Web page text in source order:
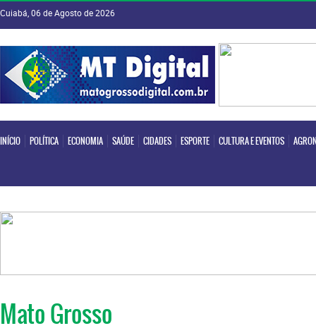
Cuiabá, 06 de Agosto de 2026
INÍCIO POLÍTICA ECONOMIA SAÚDE CIDADES ESPORTE CULTURA E EVENTOS
INÍCIO POLÍTICA ECONOMIA SAÚDE
Mato Grosso